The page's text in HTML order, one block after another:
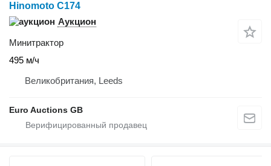
Hinomoto C174
Аукцион
Минитрактор
495 м/ч
Великобритания, Leeds
Euro Auctions GB